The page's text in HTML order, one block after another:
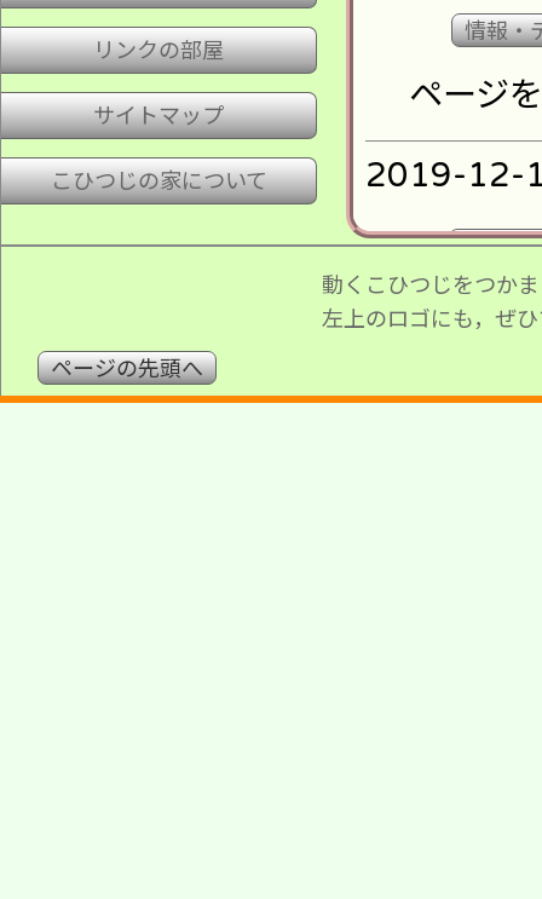
リンクの部屋
サイトマップ
こひつじの家について
情報・
ページ
2019-12-
こひつ
ぼくの部屋
2019-12-
動くこひつじをつか
左上のロゴにも，ぜ
ページの先頭へ